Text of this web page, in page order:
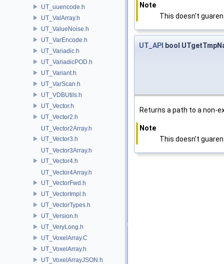
UT_uuencode.h
UT_ValArray.h
UT_ValueNoise.h
UT_VarEncode.h
UT_Variadic.h
UT_VariadicPOD.h
UT_Variant.h
UT_VarScan.h
UT_VDBUtils.h
UT_Vector.h
UT_Vector2.h
UT_Vector2Array.h
UT_Vector3.h
UT_Vector3Array.h
UT_Vector4.h
UT_Vector4Array.h
UT_VectorFwd.h
UT_VectorImpl.h
UT_VectorTypes.h
UT_Version.h
UT_VeryLong.h
UT_VoxelArray.C
UT_VoxelArray.h
UT_VoxelArrayJSON.h
Note
This doesn't
UT_API bool
Returns a path to a non-
Note
This doesn't